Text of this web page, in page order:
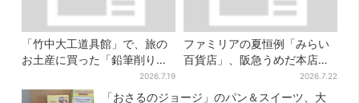
「竹中大工道具館」で、旅の
お土産に買った「鉛筆削り」
が「ヤバイぐらいの切れ味」
2026.7.19
ファミリアの夏恒例「みらい
百貨店」、阪急うめだ本店で
開幕…限定グッズを大人買い
する人続出
2026.7.22
「おさるのジョージ」のパン＆スイーツ、大